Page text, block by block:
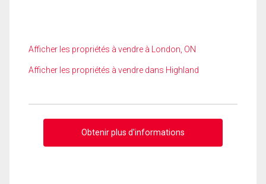
Afficher les propriétés à vendre à London, ON
Afficher les propriétés à vendre dans Highland
Obtenir plus d'informations